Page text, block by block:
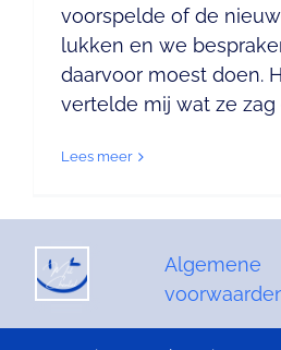
voorspelde of de
lukken en we
daarvoor moest doen.
vertelde mij wat ze
Lees meer
Algemene